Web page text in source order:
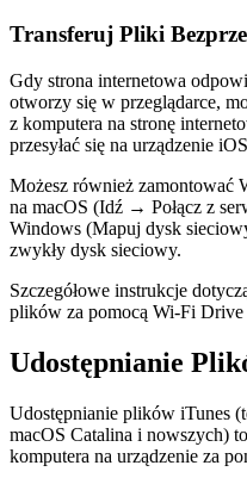
Transferuj Pliki
Gdy strona internetowa
otworzy się w przeglądarce,
z komputera na stronę
przesyłać się na urządzenie
Możesz również zamontować
na macOS (Idź → Połącz z
Windows (Mapuj dysk
zwykły dysk sieciowy.
Szczegółowe instrukcje
plików za pomocą Wi-Fi Drive
Udostępnianie
Udostępnianie plików iTunes
macOS Catalina i nowszych)
komputera na urządzenie za